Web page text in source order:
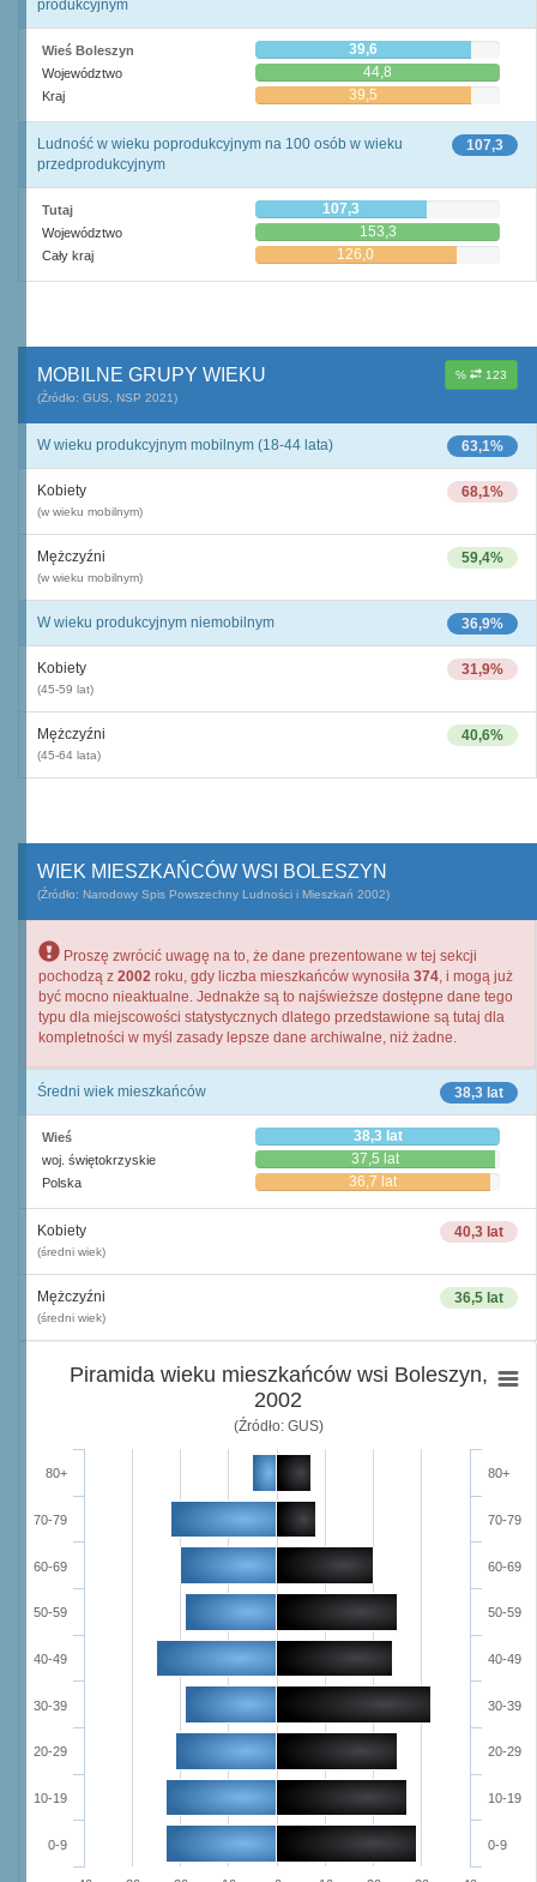
produkcyjnym
Wieś Boleszyn 39,6
Województwo 44,8
Kraj 39,5
107,3
Ludność w wieku poprodukcyjnym na 100 osób w wieku
przedprodukcyjnym
Tutaj 107,3
Województwo 153,3
Cały kraj 126,0
% 123
MOBILNE GRUPY WIEKU
(Źródło: GUS, NSP 2021)
63,1%
W wieku produkcyjnym mobilnym (18-44 lata)
68,1%
Kobiety
(w wieku mobilnym)
59,4%
Mężczyźni
(w wieku mobilnym)
36,9%
W wieku produkcyjnym niemobilnym
31,9%
Kobiety
(45-59 lat)
40,6%
Mężczyźni
(45-64 lata)
WIEK MIESZKAŃCÓW WSI BOLESZYN
(Źródło: Narodowy Spis Powszechny Ludności i Mieszkań 2002)
Proszę zwrócić uwagę na to, że dane prezentowane w tej sekcji
pochodzą z 2002 roku, gdy liczba mieszkańców wynosiła 374, i mogą już
być mocno nieaktualne. Jednakże są to najświeższe dostępne dane tego
typu dla miejscowości statystycznych dlatego przedstawione są tutaj dla
kompletności w myśl zasady lepsze dane archiwalne, niż żadne.
38,3 lat
Średni wiek mieszkańców
Wieś 38,3 lat
woj. świętokrzyskie 37,5 lat
Polska 36,7 lat
40,3 lat
Kobiety
(średni wiek)
36,5 lat
Mężczyźni
(średni wiek)
Piramida wieku mieszkańców wsi Boleszyn,
2002
(Źródło: GUS)
0-9
10-19
20-29
30-39
40-49
50-59
60-69
70-79
80+
0-9
10-19
20-29
30-39
40-49
50-59
60-69
70-79
80+